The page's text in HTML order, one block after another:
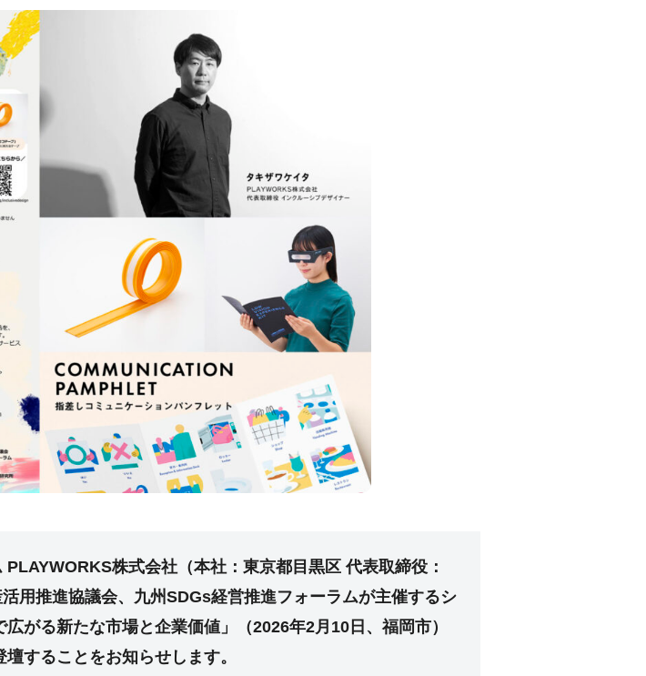
株式会社（本社：東京都目黒区 代表取締役：
用推進協議会、九州SDGs経営推進フォーラムが主催するシ
がる新たな市場と企業価値」（2026年2月10日、福岡市）
することをお知らせします。